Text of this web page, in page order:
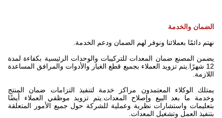
الضمان والخدمة
نهتم دائمًا بعملائنا ونوفر لهم الضمان ودعم الخدمة.
يضمن المصنع ضمان المعدات للتركيبات والوحدات الرئيسية بكفاءة لمدة
12 شهرًا.يتم تزويد العملاء بجميع قطع الغيار والأدوات والمرافق المساعدة
اللازمة.
يمتلك الوكلاء المعتمدون مراكز خدمة لتنفيذ التزامات ضمان المنتج
وخدمة ما بعد البيع وإصلاح المعدات.يتم تزويد موظفي العملاء أيضًا
بتعليمات واستشارات نظرية وعملية للشركة حول جميع الأمور المتعلقة
بتنفيذ العمل وتشغيل المعدات.